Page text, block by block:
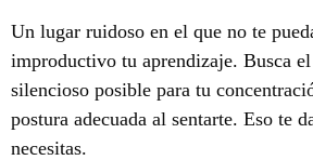
Un lugar ruidoso en el que no te
improductivo tu aprendizaje. Busca
silencioso posible para tu
postura adecuada al sentarte. Eso te
necesitas.